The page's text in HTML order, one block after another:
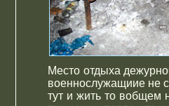
Место отдыха
военнослужащиие не
тут и жить то вобщем